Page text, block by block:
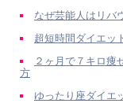
なぜ芸能人はリバ
超短時間ダイエッ
２ヶ月で７キロ痩
方
ゆったり座ダイエ